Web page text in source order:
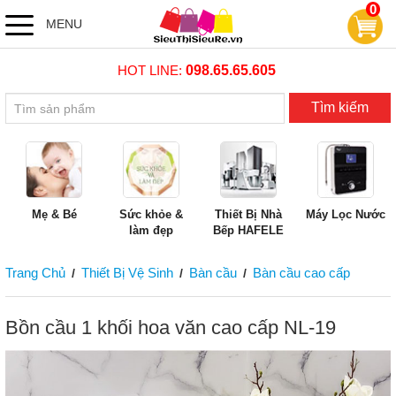
MENU
0
HOT LINE: 098.65.65.605
Tìm kiếm
Mẹ & Bé
Sức khỏe &
làm đẹp
Thiết Bị Nhà
Bếp HAFELE
Máy Lọc Nước
Trang Chủ / Thiết Bị Vệ Sinh / Bàn cầu / Bàn cầu cao cấp
Bồn cầu 1 khối hoa văn cao cấp NL-19